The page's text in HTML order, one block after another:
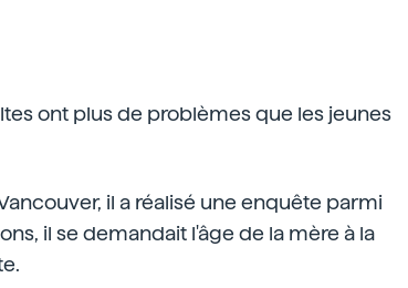
ont plus de problèmes que les jeunes
il a réalisé une enquête parmi
il se demandait l'âge de la mère à la